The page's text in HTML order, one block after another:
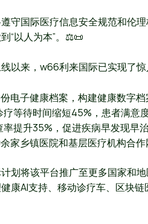
守国际医疗信息安全规范和伦
“以人为本”。⚖️📜
以来，w66利来国际已实现了惊
电子健康档案，构建健康数字档
等待时间缩短45%，患者满意
提升35%，促进疾病早发现早治
家乡镇医院和基层医疗机构合作
划将该平台推广至更多国家和
康AI支持、移动诊疗车、区块